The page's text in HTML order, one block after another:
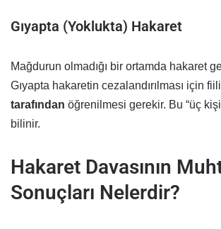
Gıyapta (Yoklukta) Hakaret
Mağdurun olmadığı bir ortamda hakaret
Gıyapta hakaretin cezalandırılması için
tarafından öğrenilmesi gerekir. Bu “üç
bilinir.
Hakaret Davasının
Sonuçları Nelerdir?